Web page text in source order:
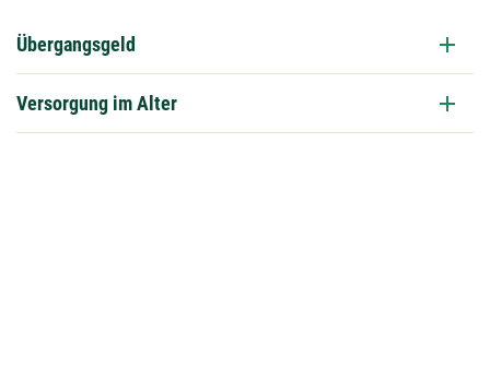
Übergangsgeld
Versorgung im Alter